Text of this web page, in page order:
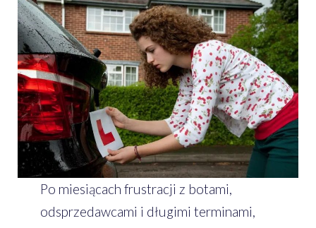
Po miesiącach frustracji z botami,
odsprzedawcami i długimi terminami,